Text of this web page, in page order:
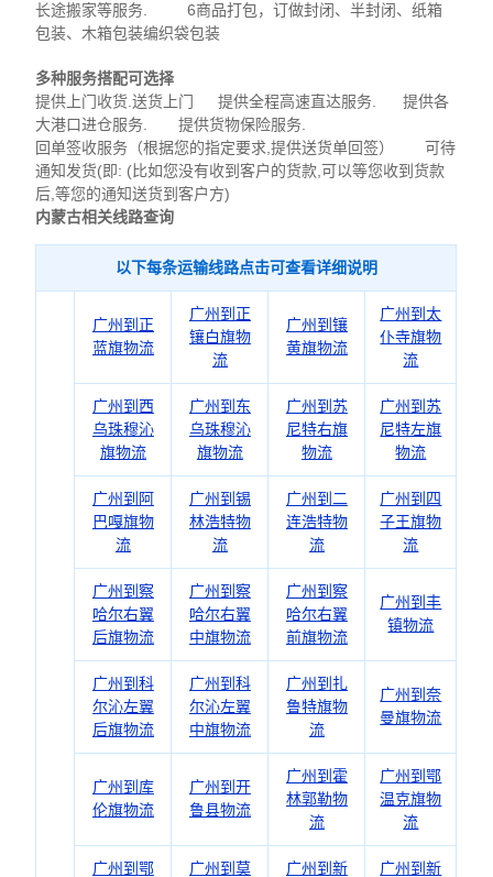
长途搬家等服务. 6商品打包，订做封闭、半封闭、纸箱
包装、木箱包装编织袋包装
多种服务搭配可选择
提供上门收货.送货上门 提供全程高速直达服务. 提供各
大港口进仓服务. 提供货物保险服务.
回单签收服务（根据您的指定要求,提供送货单回签） 可待
通知发货(即: (比如您没有收到客户的货款,可以等您收到货款
后,等您的通知送货到客户方)
内蒙古相关线路查询
以下每条运输线路点击可查看详细说明
广州到正
蓝旗物流
广州到正
镶白旗物
流
广州到镶
黄旗物流
广州到太
仆寺旗物
流
广州到西
乌珠穆沁
旗物流
广州到东
乌珠穆沁
旗物流
广州到苏
尼特右旗
物流
广州到苏
尼特左旗
物流
广州到阿
巴嘎旗物
流
广州到锡
林浩特物
流
广州到二
连浩特物
流
广州到四
子王旗物
流
广州到察
哈尔右翼
后旗物流
广州到察
哈尔右翼
中旗物流
广州到察
哈尔右翼
前旗物流
广州到丰
镇物流
广州到科
尔沁左翼
后旗物流
广州到科
尔沁左翼
中旗物流
广州到扎
鲁特旗物
流
广州到奈
曼旗物流
广州到库
伦旗物流
广州到开
鲁县物流
广州到霍
林郭勒物
流
广州到鄂
温克旗物
流
广州到鄂
广州到莫
广州到新
广州到新